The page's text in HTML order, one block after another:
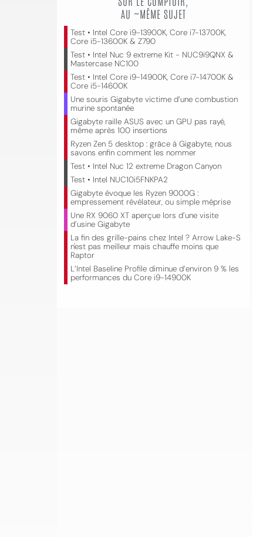
AU ~MÊME SUJET
Test • Intel Core i9-13900K, Core i7-13700K,
Core i5-13600K & Z790
Test • Intel Nuc 9 extreme Kit - NUC9i9QNX &
Mastercase NC100
Test • Intel Core i9-14900K, Core i7-14700K &
Core i5-14600K
Une souris Gigabyte victime d’une combustion
murine spontanée
Gigabyte raille ASUS avec un GPU pas rayé,
même après 100 insertions
Ryzen Zen 5 desktop : grâce à Gigabyte, nous
savons enfin comment les nommer
Test • Intel Nuc 12 extreme Dragon Canyon
Test • Intel NUC10i5FNKPA2
Gigabyte évoque les Ryzen 9000G :
empressement révélateur, ou simple méprise
Une RX 9060 XT aperçue lors d’une visite
d’usine Gigabyte
La fin des grille-pains chez Intel ? Arrow Lake-S
n'est pas meilleur mais chauffe moins que
Raptor
L’Intel Baseline Profile diminue d’environ 9 % les
performances du Core i9-14900K